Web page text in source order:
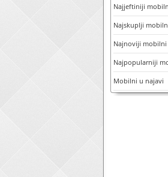
Najjeftiniji
Najskuplji
Najnoviji mobilni
Najpopularniji
Mobilni u najavi